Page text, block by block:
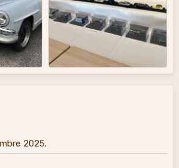
2025.